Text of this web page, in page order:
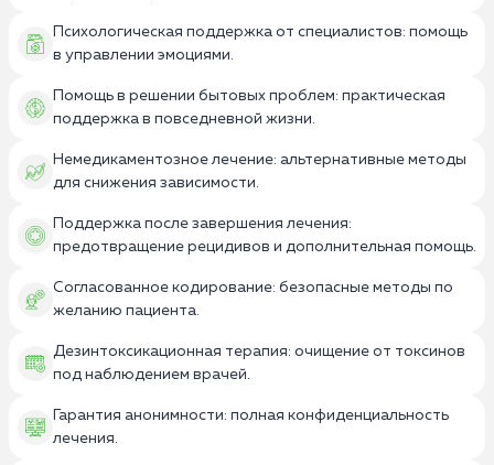
Психологическая поддержка от специалистов: помощь
в управлении эмоциями.
Помощь в решении бытовых проблем: практическая
поддержка в повседневной жизни.
Немедикаментозное лечение: альтернативные методы
для снижения зависимости.
Поддержка после завершения лечения:
предотвращение рецидивов и дополнительная помощь.
Согласованное кодирование: безопасные методы по
желанию пациента.
Дезинтоксикационная терапия: очищение от токсинов
под наблюдением врачей.
Гарантия анонимности: полная конфиденциальность
лечения.